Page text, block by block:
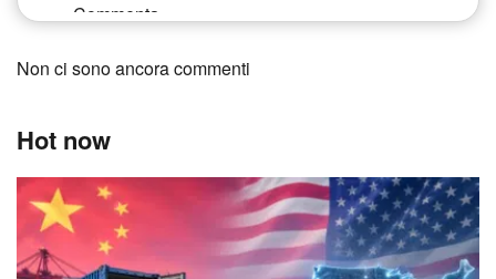
Non ci sono ancora commenti
Hot now